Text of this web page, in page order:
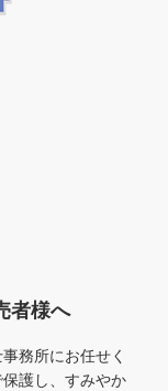
者様へ
務所にお任せく
護し、すみやか